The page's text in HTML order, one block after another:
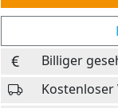
Billiger
Kostenloser